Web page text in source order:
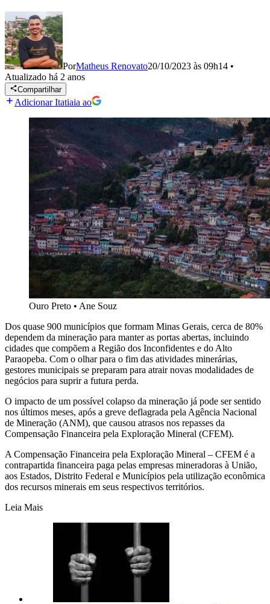
PorMatheus Renovato20/10/2023 às 09h14 •
Atualizado há 2 anos
Compartilhar
Adicionar Itatiaia ao
Ouro Preto • Ane Souz
Dos quase 900 municípios que formam Minas Gerais, cerca de 80%
dependem da mineração para manter as portas abertas, incluindo
cidades que compõem a Região dos Inconfidentes e do Alto
Paraopeba. Com o olhar para o fim das atividades minerárias,
gestores municipais se preparam para atrair novas modalidades de
negócios para suprir a futura perda.
O impacto de um possível colapso da mineração já pode ser sentido
nos últimos meses, após a greve deflagrada pela Agência Nacional
de Mineração (ANM), que causou atrasos nos repasses da
Compensação Financeira pela Exploração Mineral (CFEM).
A Compensação Financeira pela Exploração Mineral – CFEM é a
contrapartida financeira paga pelas empresas mineradoras à União,
aos Estados, Distrito Federal e Municípios pela utilização econômica
dos recursos minerais em seus respectivos territórios.
Leia Mais